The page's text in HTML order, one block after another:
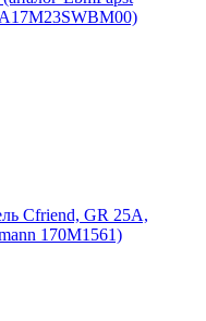
Cfriend, GR 25А,
170M1561)